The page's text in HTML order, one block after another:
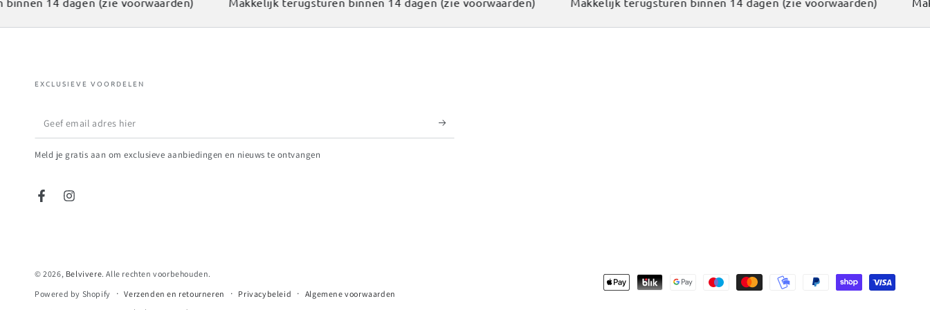
EXCLUSIEVE VOORDELEN
Geef
email
adres
Meld je gratis aan om exclusieve aanbiedingen en nieuws te ontvangen
FacebookInstagram
© 2026, Belvivere. Alle rechten voorbehouden.
Powered by Shopify
Verzenden en retourneren Privacybeleid
Algemene voorwaarden